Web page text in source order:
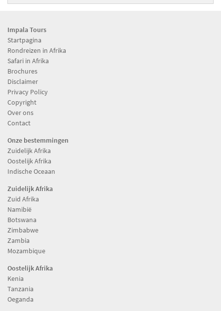
Impala Tours
Startpagina
Rondreizen in Afrika
Safari in Afrika
Brochures
Disclaimer
Privacy Policy
Copyright
Over ons
Contact
Onze bestemmingen
Zuidelijk Afrika
Oostelijk Afrika
Indische Oceaan
Zuidelijk Afrika
Zuid Afrika
Namibië
Botswana
Zimbabwe
Zambia
Mozambique
Oostelijk Afrika
Kenia
Tanzania
Oeganda